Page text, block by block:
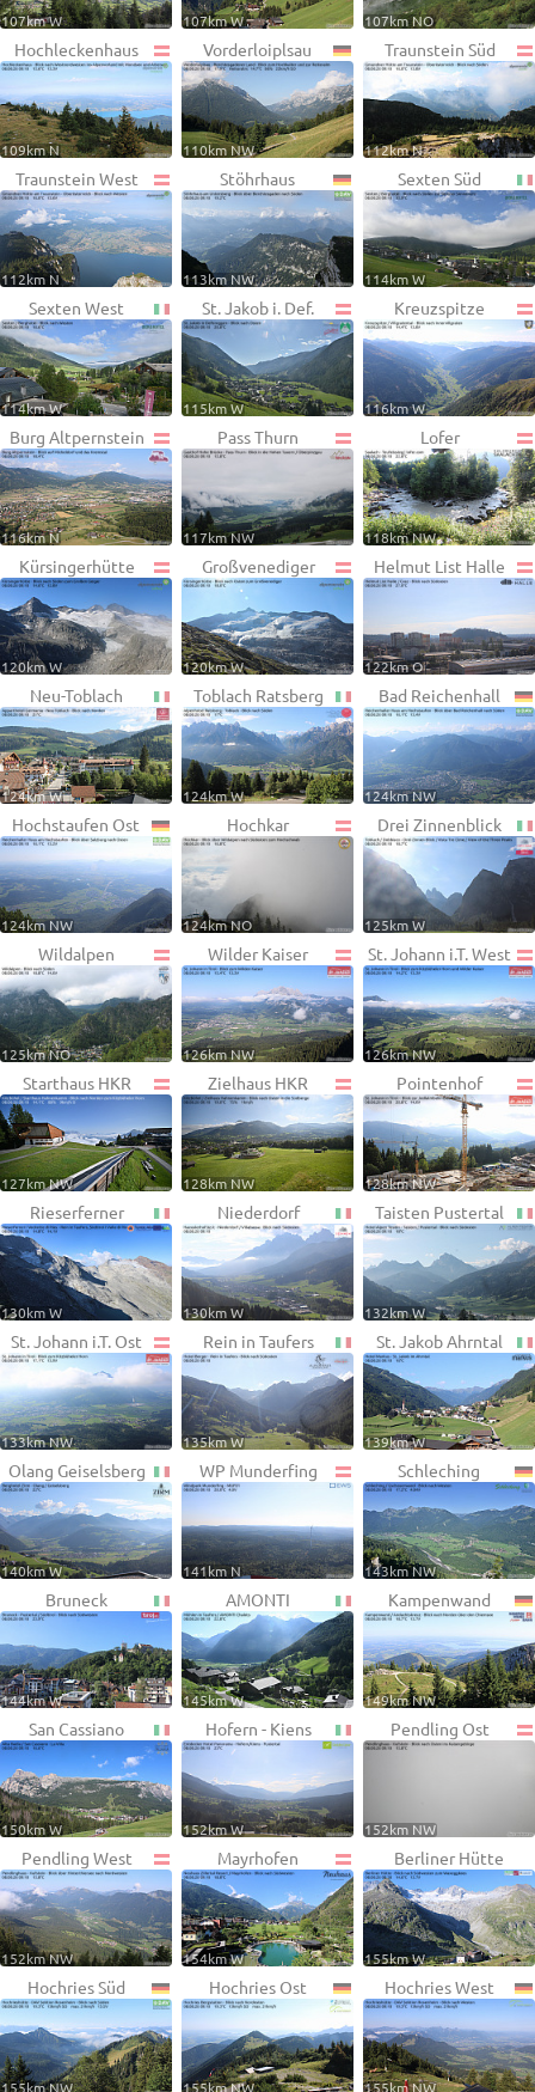
107km W 107km W 107km NO
Hochleckenhaus
109km N
Vorderloiplsau
110km NW
Traunstein Süd
112km N
Traunstein West
112km N
Stöhrhaus
113km NW
Sexten Süd
114km W
Sexten West
114km W
St. Jakob i. Def.
115km W
Kreuzspitze
116km W
Burg Altpernstein
116km N
Pass Thurn
117km NW
Lofer
118km NW
Kürsingerhütte
120km W
Großvenediger
120km W
Helmut List Halle
122km O
Neu-Toblach
124km W
Toblach Ratsberg
124km W
Bad Reichenhall
124km NW
Hochstaufen Ost
124km NW
Hochkar
124km NO
Drei Zinnenblick
125km W
Wildalpen
125km NO
Wilder Kaiser
126km NW
St. Johann i.T. West
126km NW
Starthaus HKR
127km NW
Zielhaus HKR
128km NW
Pointenhof
128km NW
Rieserferner
130km W
Niederdorf
130km W
Taisten Pustertal
132km W
St. Johann i.T. Ost
133km NW
Rein in Taufers
135km W
St. Jakob Ahrntal
139km W
Olang Geiselsberg
140km W
WP Munderfing
141km N
Schleching
143km NW
Bruneck
144km W
AMONTI
145km W
Kampenwand
149km NW
San Cassiano
150km W
Hofern - Kiens
152km W
Pendling Ost
152km NW
Pendling West
152km NW
Mayrhofen
154km W
Berliner Hütte
155km W
Hochries Süd
155km NW
Hochries Ost
155km NW
Hochries West
155km NW